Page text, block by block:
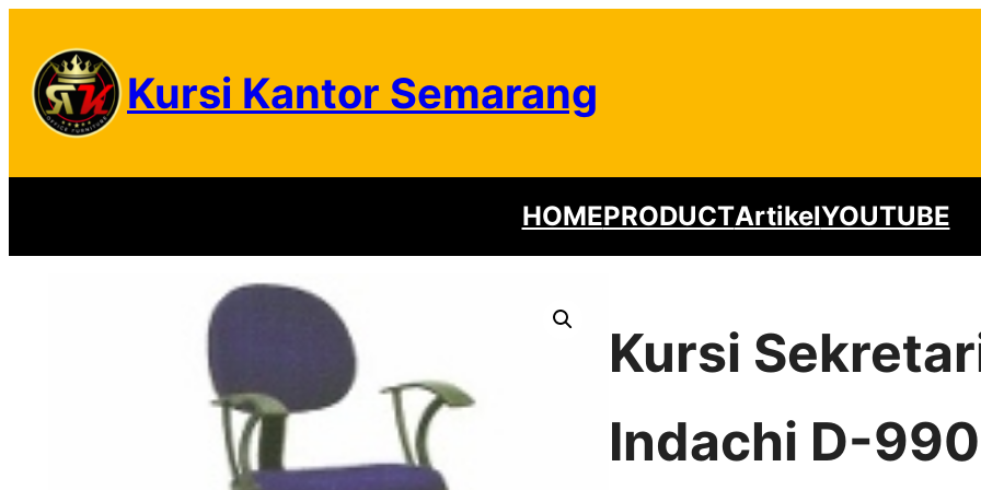
content
Kursi Kantor Semarang
HOMEPRODUCTArtikelYOUTUBE
Kursi
Indachi D-